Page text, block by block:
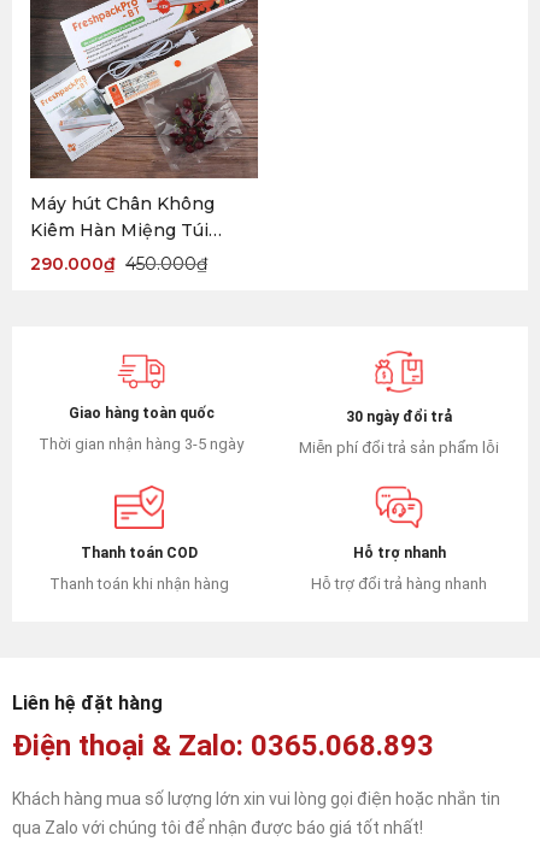
Máy hút Chân Không
Kiêm Hàn Miệng Túi
Fresh Pack Pro
450.000₫
290.000₫
Giao hàng toàn quốc
Thời gian nhận hàng 3-5 ngày
30 ngày đổi trả
Miễn phí đổi trả sản phẩm lỗi
Thanh toán COD
Thanh toán khi nhận hàng
Hỗ trợ nhanh
Hỗ trợ đổi trả hàng nhanh
Liên hệ đặt hàng
Điện thoại & Zalo: 0365.068.893
Khách hàng mua số lượng lớn xin vui lòng gọi điện hoặc nhắn tin
qua Zalo với chúng tôi để nhận được báo giá tốt nhất!